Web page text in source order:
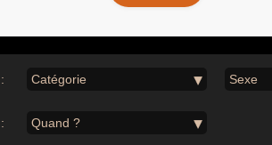
Catégorie Sexe
Quand ?